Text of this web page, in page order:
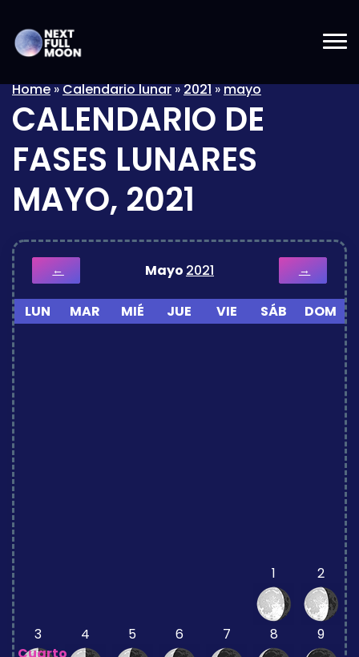
Home»Calendario lunar»2021»mayo
CALENDARIO DE
FASES LUNARES
MAYO, 2021
← Mayo 2021 →
LUN MAR MIÉ JUE VIE SÁB DOM
1 2
3
Cuarto
4 5 6 7 8 9